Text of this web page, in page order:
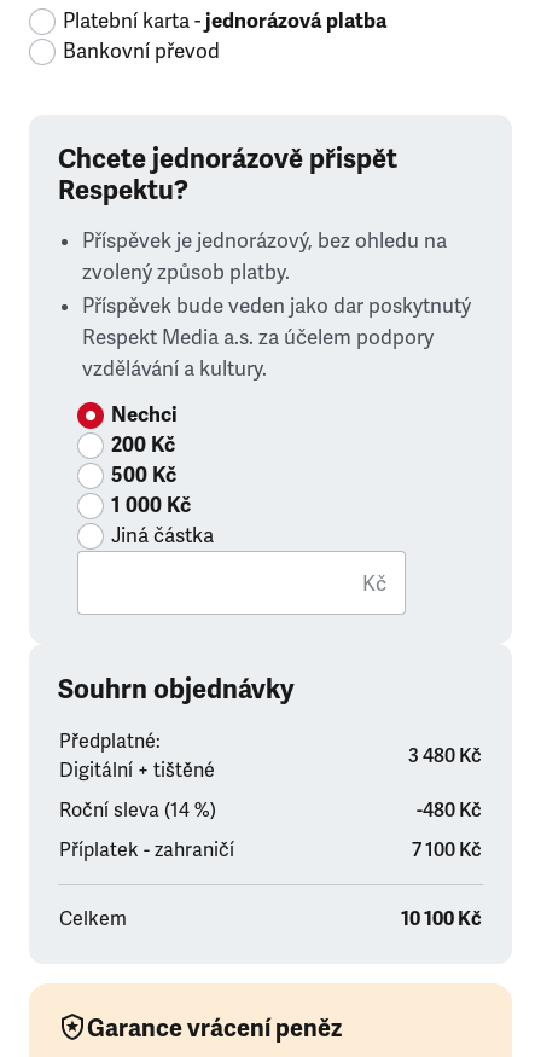
Platební karta -jednorázová platba
Bankovní převod
Chcete jednorázově přispět
Respektu?
Příspěvek je jednorázový, bez ohledu na
zvolený způsob platby.
Příspěvek bude veden jako dar poskytnutý
Respekt Media a.s. za účelem podpory
vzdělávání a kultury.
Nechci
200 Kč
500 Kč
1 000 Kč
Jiná částka
Kč
Souhrn objednávky
Předplatné:
Digitální + tištěné
3 480 Kč
Roční sleva (14 %)
-480 Kč
Příplatek - zahraničí
7 100 Kč
Celkem 10 100 Kč
Garance vrácení peněz